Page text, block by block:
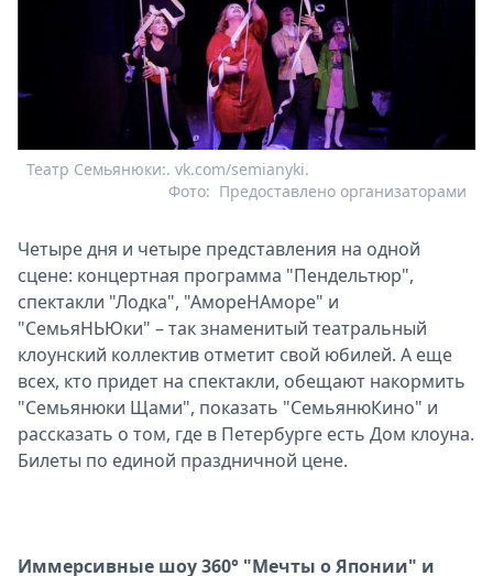
Театр Семьянюки:. vk.com/semianyki.
Предоставлено организаторами
Фото:
Четыре дня и четыре представления на одной
сцене: концертная программа "Пендельтюр",
спектакли "Лодка", "АмореНАморе" и
"СемьяНЬЮки" – так знаменитый театральный
клоунский коллектив отметит свой юбилей. А еще
всех, кто придет на спектакли, обещают накормить
"Семьянюки Щами", показать "СемьянюКино" и
рассказать о том, где в Петербурге есть Дом клоуна.
Билеты по единой праздничной цене.
Иммерсивные шоу 360° "Мечты о Японии" и